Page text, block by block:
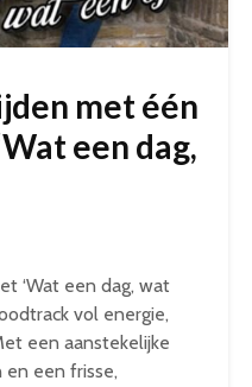
met één
een dag,
‘Wat een dag, wat
vol energie,
een aanstekelijke
een frisse,